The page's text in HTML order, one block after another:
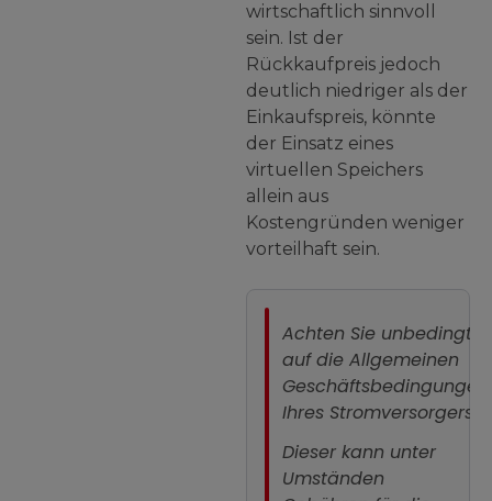
wirtschaftlich sinnvoll
sein. Ist der
Rückkaufpreis jedoch
deutlich niedriger als der
Einkaufspreis, könnte
der Einsatz eines
virtuellen Speichers
allein aus
Kostengründen weniger
vorteilhaft sein.
Achten Sie unbedingt
auf die Allgemeinen
Geschäftsbedingungen
Ihres Stromversorgers!
Dieser kann unter
Umständen